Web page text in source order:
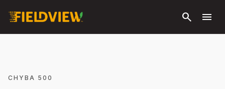
search menu
CHYBA 500